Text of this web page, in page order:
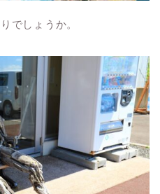
でしょうか。